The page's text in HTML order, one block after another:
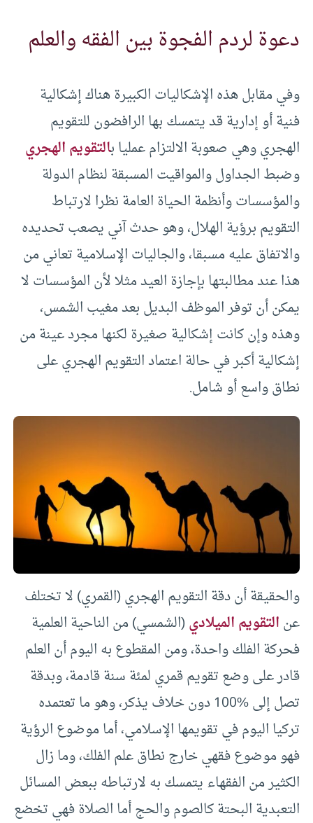
دعوة لردم الفجوة بين الفقه والعلم
وفي مقابل هذه الإشكاليات الكبيرة هناك إشكالية
فنية أو إدارية قد يتمسك بها الرافضون للتقويم
الهجري وهي صعوبة الالتزام عمليا بالتقويم الهجري
وضبط الجداول والمواقيت المسبقة لنظام الدولة
والمؤسسات وأنظمة الحياة العامة نظرا لارتباط
التقويم برؤية الهلال، وهو حدث آني يصعب تحديده
والاتفاق عليه مسبقا، والجاليات الإسلامية تعاني من
هذا عند مطالبتها بإجازة العيد مثلا لأن المؤسسات لا
يمكن أن توفر الموظف البديل بعد مغيب الشمس،
وهذه وإن كانت إشكالية صغيرة لكنها مجرد عينة من
إشكالية أكبر في حالة اعتماد التقويم الهجري على
نطاق واسع أو شامل.
والحقيقة أن دقة التقويم الهجري (القمري) لا تختلف
عنالتقويم الميلادي(الشمسي) من الناحية العلمية
فحركة الفلك واحدة، ومن المقطوع به اليوم أن العلم
قادر على وضع تقويم قمري لمئة سنة قادمة، وبدقة
تصل إلى %100 دون خلاف يذكر، وهو ما تعتمده
تركيا اليوم في تقويمها الإسلامي، أما موضوع الرؤية
فهو موضوع فقهي خارج نطاق علم الفلك، وما زال
الكثير من الفقهاء يتمسك به لارتباطه ببعض المسائل
التعبدية البحتة كالصوم والحج أما الصلاة فهي تخضع